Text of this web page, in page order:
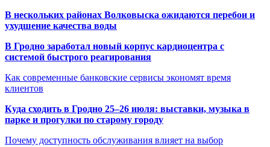
В нескольких районах Волковыска ожидаются перебои и
ухудшение качества воды
В Гродно заработал новый корпус кардиоцентра с
системой быстрого реагирования
Как современные банковские сервисы экономят время
клиентов
Куда сходить в Гродно 25–26 июля: выставки, музыка в
парке и прогулки по старому городу
Почему доступность обслуживания влияет на выбор